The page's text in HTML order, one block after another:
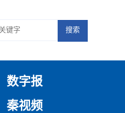
搜索
数字报
秦视频